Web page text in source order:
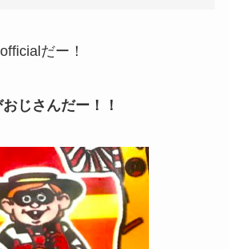
だー！
じさんだー！！